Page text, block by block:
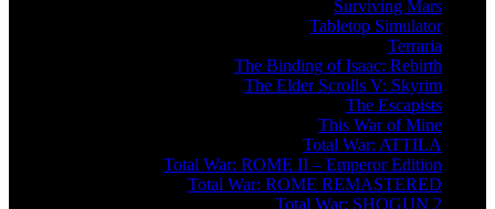
Surviving Mars
Tabletop Simulator
Terraria
The Binding of Isaac: Rebirth
The Elder Scrolls V: Skyrim
The Escapists
This War of Mine
Total War: ATTILA
Total War: ROME II – Emperor Edition
Total War: ROME REMASTERED
Total War: SHOGUN 2